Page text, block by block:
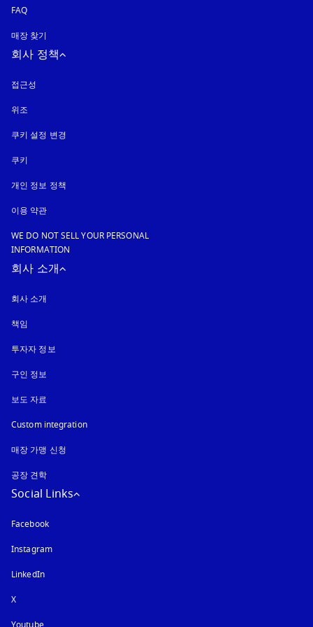
FAQ
매장 찾기
회사 정책
접근성
위조
쿠키 설정 변경
쿠키
개인 정보 정책
이용 약관
WE DO NOT SELL YOUR PERSONAL
INFORMATION
회사 소개
회사 소개
책임
투자자 정보
구인 정보
보도 자료
Custom integration
매장 가맹 신청
공장 견학
Social Links
Facebook
Instagram새 탭에서 열림
LinkedIn
X